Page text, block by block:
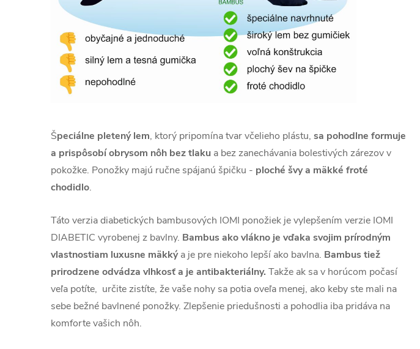
Špeciálne pletený lem, ktorý pripomína tvar včelieho plástu, sa pohodlne formuje
a prispôsobí obrysom nôh bez tlaku a bez zanechávania bolestivých zárezov v
pokožke. Ponožky majú ručne spájanú špičku - ploché švy a mäkké froté
chodidlo.
Táto verzia diabetických bambusových IOMI ponožiek je vylepšením verzie IOMI
DIABETIC vyrobenej z bavlny. Bambus ako vlákno je vďaka svojim prírodným
vlastnostiam luxusne mäkkýa je pre niekoho lepší ako bavlna. Bambus tiež
prirodzene odvádza vlhkosť a je antibakteriálny. Takže ak sa v horúcom počasí
veľa potíte, určite zistíte, že vaše nohy sa potia oveľa menej, ako keby ste mali na
sebe bežné bavlnené ponožky. Zlepšenie priedušnosti a pohodlia iba pridáva na
komforte vašich nôh.